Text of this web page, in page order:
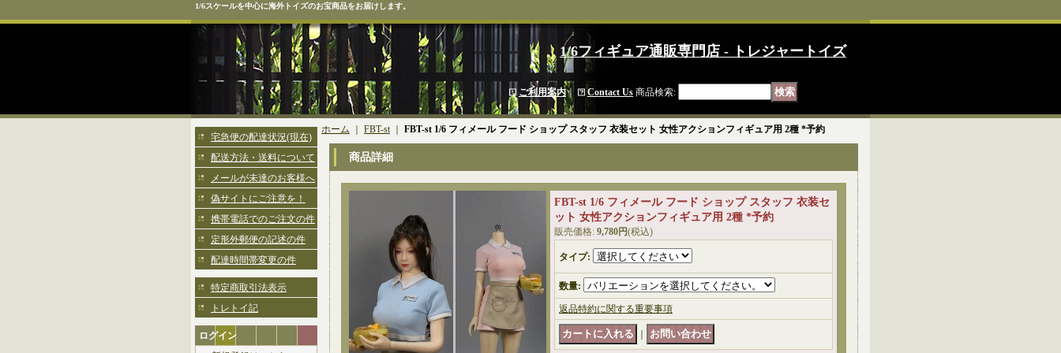
1/6スケールを中心に海外トイズのお宝商品をお届けします。
1/6フィギュア通販専門店 - トレジャートイズ
ご利用案内｜ Contact Us 商品検索:
宅急便の配達状況(現在)
配送方法・送料について
メールが未達のお客様へ
偽サイトにご注意を！
携帯電話でのご注文の件
定形外郵便の記述の件
配達時間帯変更の件
特定商取引法表示
トレトイ記
ログイン
ホーム FBT-st｜ FBT-st 1/6 フィメール フード ショップ スタッフ 衣装セット 女性アクションフィギュア用 2種 *予約
商品詳細
FBT-st 1/6 フィメール フード ショップ スタッフ 衣装セ
ット 女性アクションフィギュア用 2種 *予約
販売価格: 9,780円(税込)
タイプ:
数量:
返品特約に関する重要事項